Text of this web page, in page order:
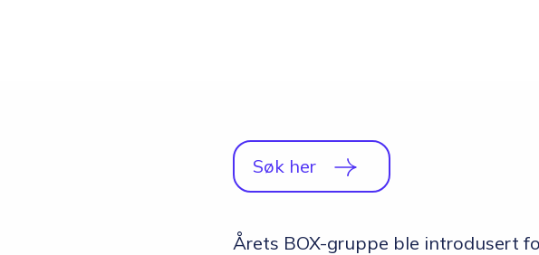
Søk her
Årets BOX-gruppe ble introdusert